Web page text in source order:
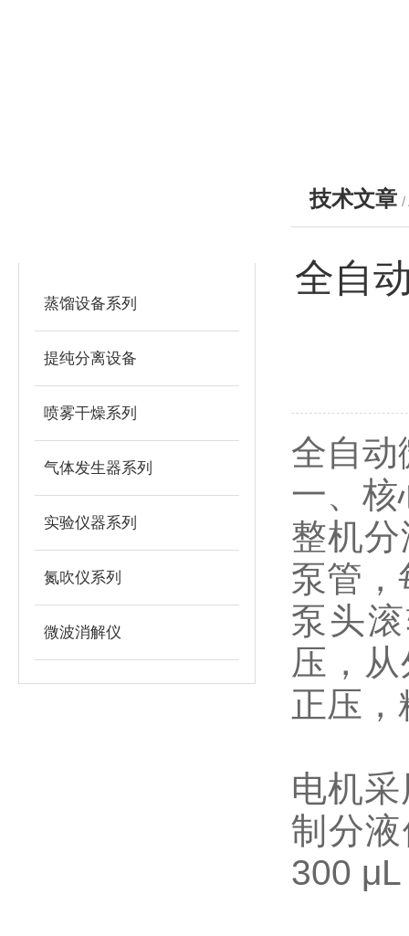
蒸馏设备系列
提纯分离设备
喷雾干燥系列
气体发生器系列
实验仪器系列
氮吹仪系列
微波消解仪
技术文章 /
全自
全自动
一、
整机
泵管，
泵头
压，
正压
电机
制分
300